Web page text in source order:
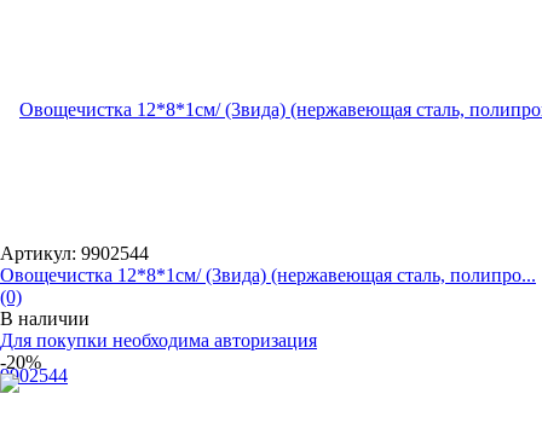
Артикул: 9902544
Овощечистка 12*8*1см/ (3вида) (нержавеющая сталь, полипро...
(0)
В наличии
Для покупки необходима авторизация
-20%